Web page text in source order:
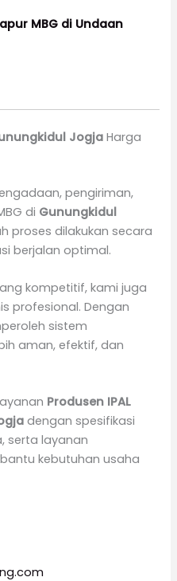
MBG di Undaan
Jogja Harga
pengiriman,
di Gunungkidul
proses dilakukan secara
berjalan optimal.
kompetitif, kami juga
profesional. Dengan
sistem
aman, efektif, dan
Produsen IPAL
dengan spesifikasi
serta layanan
kebutuhan usaha